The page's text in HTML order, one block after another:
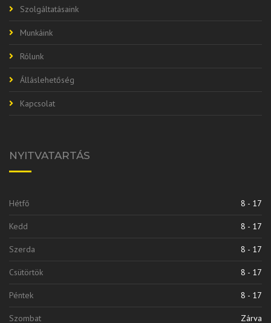
Szolgáltatásaink
Munkáink
Rólunk
Álláslehetőség
Kapcsolat
NYITVATARTÁS
Hétfő 8 - 17
Kedd 8 - 17
Szerda 8 - 17
Csütörtök 8 - 17
Péntek 8 - 17
Szombat Zárva